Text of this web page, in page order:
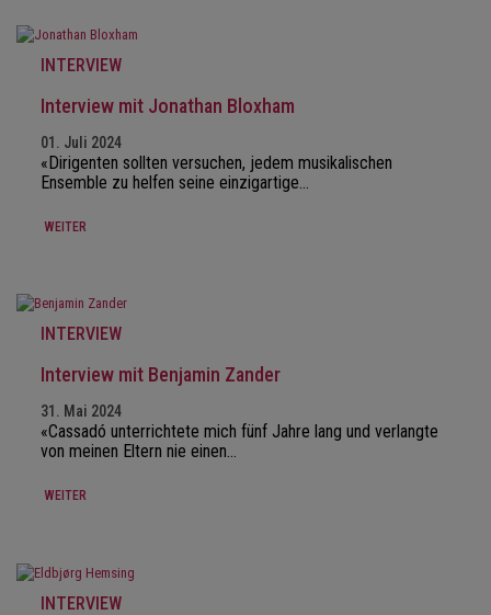
INTERVIEW
Interview mit Jonathan Bloxham
01. Juli 2024
«Dirigenten sollten versuchen, jedem musikalischen
Ensemble zu helfen seine einzigartige…
WEITER
INTERVIEW
Interview mit Benjamin Zander
31. Mai 2024
«Cassadó unterrichtete mich fünf Jahre lang und verlangte
von meinen Eltern nie einen…
WEITER
INTERVIEW